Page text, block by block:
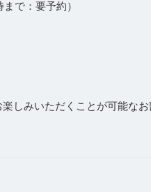
で：要予約）
しみいただくことが可能なお